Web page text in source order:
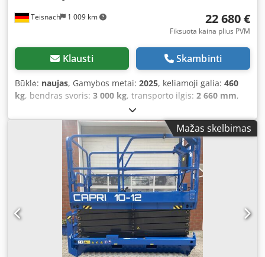
Teisnach 1 009 km 22 680 €
Fiksuota kaina plius PVM
Klausti Skambinti
Būklė: naujas, Gamybos metai: 2025, keliamoji galia: 460
kg, bendras svoris: 3 000 kg, transporto ilgis: 2 660 mm,
, transporto aukštis:
statybinis aukštis:2 440 mm, Rough Terrain Scissor Lift –
Work Platform with Crawler Tracks and Automatic
Outriggers. FRONTEQ Model: FS0814TL Load capacity: 460
kg Platform extension load capacity: 120 kg Platform
dimensions: 2.25 x 1.16 m Platform extendable by: +0.90 m
Transport dimensions: 2.66 m x 1.61 m Height: 2.44 m
Dsdpfx Afjwy Inieuokr Height with folded guardrails: 1.89
m Approximate weight: 3000 kg Working height: 10 m
Platform height: 8 m Self-leveling outriggers Durable steel
tracks with plastic pads Gradeability: up to 30° Overload
shutdown Battery drive: 24 V / 8 x 220 Ah Integrated
Mažas skelbimas